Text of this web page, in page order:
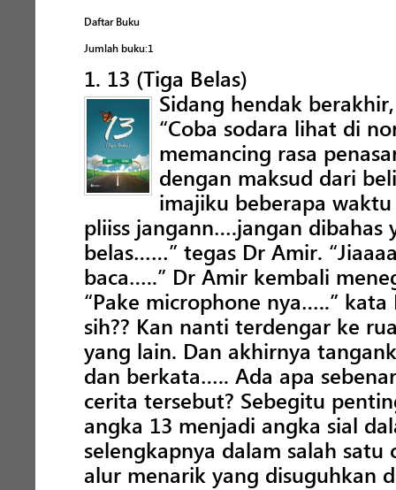
Daftar Buku
Jumlah buku:1
1. 13 (Tiga Belas)
Sidang hendak
“Coba sodara lihat di
memancing rasa
dengan maksud dari
imajiku beberapa
pliiss jangann….jangan dibahas
belas……” tegas Dr Amir.
baca…..” Dr Amir kembali
“Pake microphone nya…..”
sih?? Kan nanti terdengar ke
yang lain. Dan akhirnya
dan berkata….. Ada apa
cerita tersebut? Sebegitu
angka 13 menjadi angka sial
selengkapnya dalam salah
alur menarik yang disuguhkan